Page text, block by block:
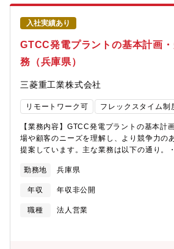
各種業務マニュアルも整備しています。
き、ゆくゆくはプロジェクトを最前線でリ
えています。【同社について】・三菱グル
郎は政府より工部省長崎造船局を借り受け
て造船事業を開始したことを契機に1884年
プラントなどの社会インフラ、船舶、航空
型ロケット等の宇宙機器に至るまで、エン
くりのグローバルリーダーとして社会を牽
2025年3月期決算で受注高7.0712兆円、売
期利益2,454億円等いずれも過去最高であり
でありながら、さらなる成長を続けており
ん」の各認定等ワークライフバランスを整
りますので、内定まで丁寧にフォロー致し
当部は技術取り纏めを行う部署であり、様
を持った社員が活躍しています。<プラン
記事：環境と技術の未来を切り拓く。プラ
る、世界で羽ばたく9年間の軌跡>https://
book.jp/mhi/stories/55954?
える挑戦者──プラント技術部長が描く三菱
>https://www.talent-book.jp/mhi/stories/
ン開発を進めると同時に、このガスタービ
プラントの開発と計画に取組んでいます。
加とカーボンニュートラルに向けた動きを
工が誇る高効率GTCC発電プラントへの要
業であり、近年の受注急増や今後の高操業
一員として活躍できる社会貢献度の高い仕
ェクト規模も大きく、高い達成感を得られ
入社実績あり
GTCC発電プラントの基本計画
務（兵庫県）
三菱重工業株式会社
リモートワーク可 フレックスタイム制
【業務内容】GTCC発電プラントの基本計
場や顧客のニーズを理解し、より競争力の
提案しています。主な業務は以下の通り。
素・アンモニア焚きプラント、GTCC＋
案・プラント機器仕様検討（新規開発技術
成・協業パートナーとの技術打合せ・お客
交渉対応・受注活動における社内の技術取
性を見ながら海外拠点（米国、シンガポー
勤務地 兵庫県
年収 年収非公開
職種
法人営業